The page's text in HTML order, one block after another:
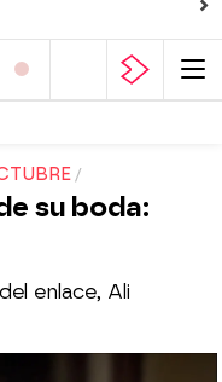
su boda:
enlace, Ali